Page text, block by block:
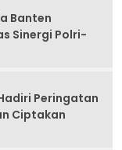
Banten
Sinergi Polri-
Peringatan
Ciptakan